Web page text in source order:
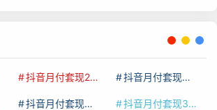
抖音月付套现24小时接单 抖音月付套现怎么套
抖音月付套现商家有哪些 抖音月付套现30秒技巧